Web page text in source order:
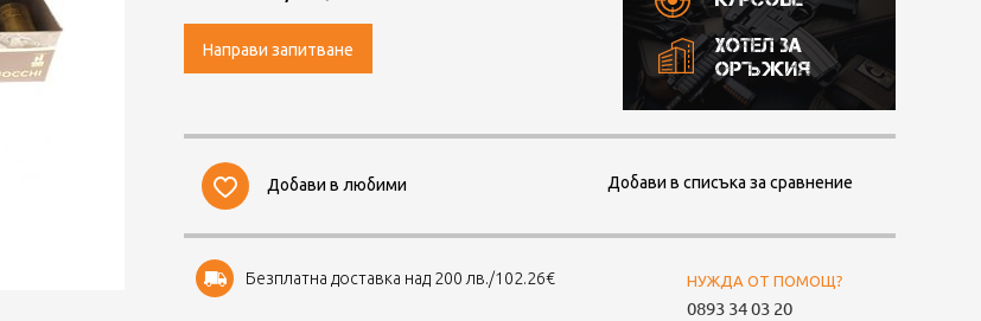
Хотел за
оръжия
Направи запитване
Добави в любими Добави в списъка за сравнение
НУЖДА ОТ ПОМОЩ?
0893 34 03 20
Безплатна доставка над 200 лв./102.26€